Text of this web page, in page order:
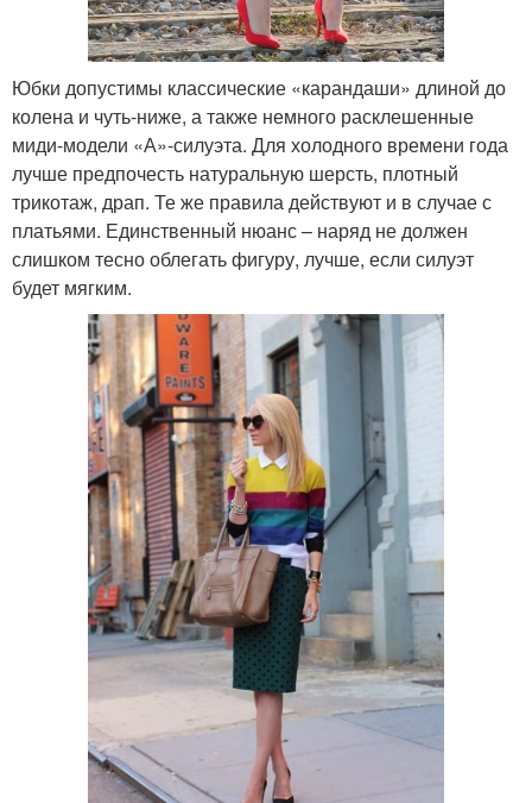
Юбки допустимы классические «карандаши» длиной до
колена и чуть-ниже, а также немного расклешенные
миди-модели «А»-силуэта. Для холодного времени года
лучше предпочесть натуральную шерсть, плотный
трикотаж, драп. Те же правила действуют и в случае с
платьями. Единственный нюанс – наряд не должен
слишком тесно облегать фигуру, лучше, если силуэт
будет мягким.